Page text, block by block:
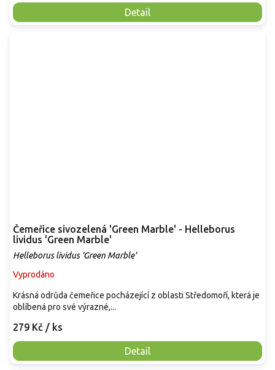
Detail
Čemeřice sivozelená 'Green Marble' - Helleborus
lividus 'Green Marble'
Helleborus lividus 'Green Marble'
Vyprodáno
279 Kč / ks
Detail
Krásná odrůda čemeřice pocházející z oblasti Středomoří, která je
oblíbená pro své výrazné,...